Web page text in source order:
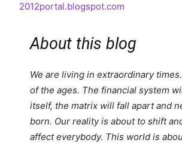
2012portal.blogspot.com
About this blog
We are living in extraordinary
of the ages. The financial system
itself, the matrix will fall apart and
born. Our reality is about to shift
affect everybody. This world is